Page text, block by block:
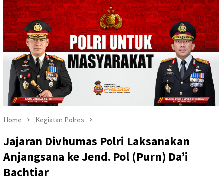
Home Kegiatan Polres
Jajaran Divhumas Polri Laksanakan
Anjangsana ke Jend. Pol (Purn) Da’i
Bachtiar